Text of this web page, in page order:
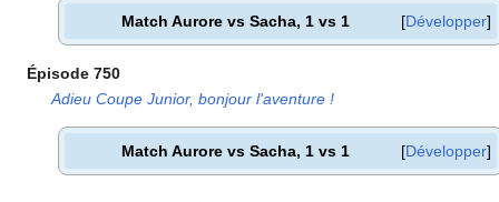
Développer
Match Aurore vs Sacha, 1 vs 1
Épisode 750
Adieu Coupe Junior, bonjour l'aventure !
Développer
Match Aurore vs Sacha, 1 vs 1